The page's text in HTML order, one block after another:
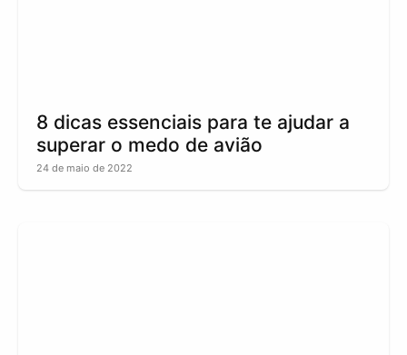
8 dicas essenciais para te ajudar a
superar o medo de avião
24 de maio de 2022